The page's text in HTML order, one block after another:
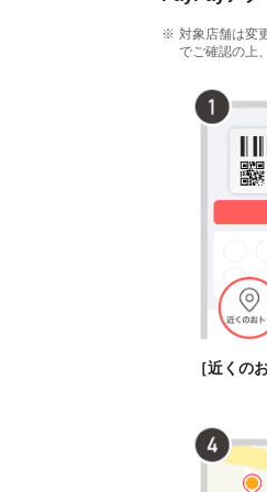
対象店舗は変
でご確認の上
［近くの